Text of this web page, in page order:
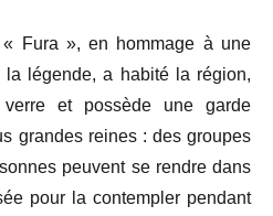
Fura », en hommage à une
légende, a habité la région,
et possède une garde
grandes reines : des groupes
peuvent se rendre dans
pour la contempler pendant